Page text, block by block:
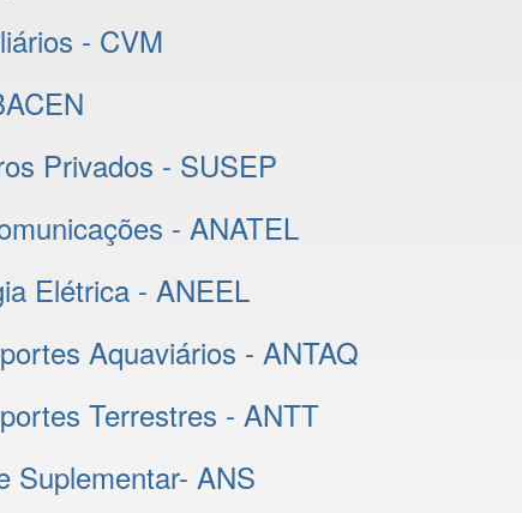
- CVM
Privados - SUSEP
- ANATEL
Elétrica - ANEEL
Aquaviários - ANTAQ
Terrestres - ANTT
Suplementar- ANS